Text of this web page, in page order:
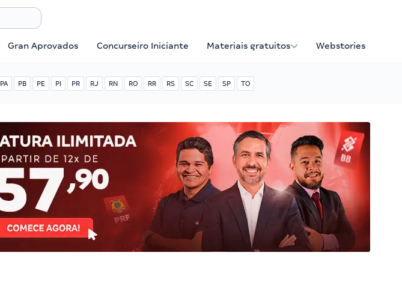
Gran Aprovados Concurseiro Iniciante Materiais gratuitos Webstories
PA PB PE PI PR RJ RN RO RR RS SC SE SP TO